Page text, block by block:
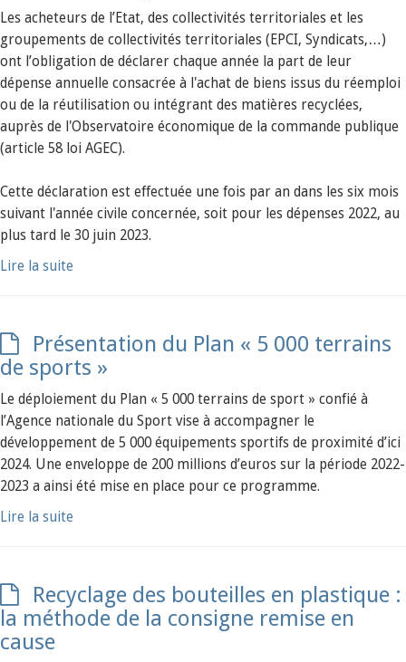
Les acheteurs de l’Etat, des collectivités territoriales et les
groupements de collectivités territoriales (EPCI, Syndicats,…)
ont l’obligation de déclarer chaque année la part de leur
dépense annuelle consacrée à l'achat de biens issus du réemploi
ou de la réutilisation ou intégrant des matières recyclées,
auprès de l'Observatoire économique de la commande publique
(article 58 loi AGEC).
Cette déclaration est effectuée une fois par an dans les six mois
suivant l'année civile concernée, soit pour les dépenses 2022, au
plus tard le 30 juin 2023.
Lire la suite
Présentation du Plan « 5 000 terrains
de sports »
Le déploiement du Plan « 5 000 terrains de sport » confié à
l’Agence nationale du Sport vise à accompagner le
développement de 5 000 équipements sportifs de proximité d’ici
2024. Une enveloppe de 200 millions d’euros sur la période 2022-
2023 a ainsi été mise en place pour ce programme.
Lire la suite
Recyclage des bouteilles en plastique :
la méthode de la consigne remise en
cause